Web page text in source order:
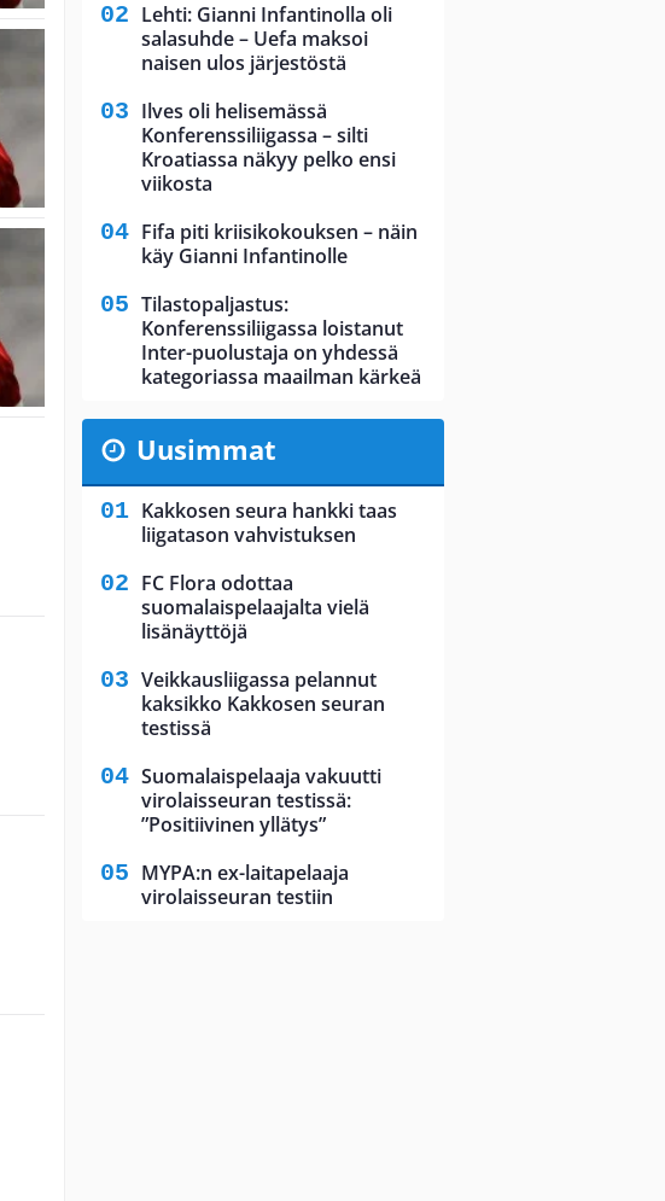
Lehti: Gianni Infantinolla oli
salasuhde – Uefa maksoi
naisen ulos järjestöstä
Ilves oli helisemässä
Konferenssiliigassa – silti
Kroatiassa näkyy pelko ensi
viikosta
Fifa piti kriisikokouksen – näin
käy Gianni Infantinolle
Tilastopaljastus:
Konferenssiliigassa loistanut
Inter-puolustaja on yhdessä
kategoriassa maailman kärkeä
Uusimmat
Kakkosen seura hankki taas
liigatason vahvistuksen
FC Flora odottaa
suomalaispelaajalta vielä
lisänäyttöjä
Veikkausliigassa pelannut
kaksikko Kakkosen seuran
testissä
Suomalaispelaaja vakuutti
virolaisseuran testissä:
”Positiivinen yllätys”
MYPA:n ex-laitapelaaja
virolaisseuran testiin